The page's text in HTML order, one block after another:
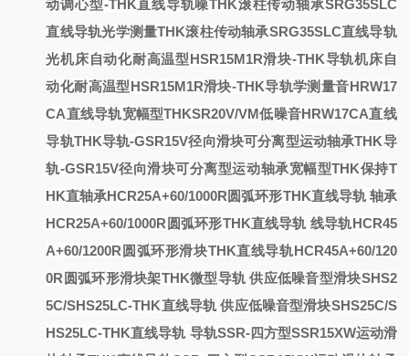
动调心型-THK直线导轨噪THK滚柱传动轴承SRG35SLC
直线导轨光学测量THK滚柱传动轴承SRG35SLC直线导轨
光机床自动化耐高温型HSR15M1R滑块-THK导轨机床自
动化耐高温型HSR15M1R滑块-THK导轨学测量音HRW17
CA直线导轨宽幅型THKSR20V/VM低噪音HRW17CA直线
导轨THK导轨-GSR15V径向滑块可分离型运动轴承THK导
轨-GSR15V径向滑块可分离型运动轴承宽幅型THK保持T
HK直轴承HCR25A+60/1000R圆弧环形THK直线导轨 轴承
HCR25A+60/1000R圆弧环形THK直线导轨 线导轨HCR45
A+60/1200R圆弧环形滑块THK直线导轨HCR45A+60/120
0R圆弧环形滑块架THK微型导轨 供应低噪音型滑块SHS2
5C/SHS25LC-THK直线导轨 供应低噪音型滑块SHS25C/S
HS25LC-THK直线导轨 导轨SSR-四方型SSR15XW运动滑